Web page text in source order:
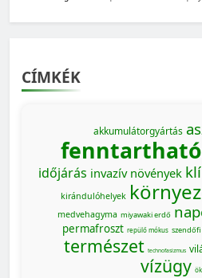
CÍMKÉK
akkumulátorgyártás
időjárás invazív növények
kirándulóhelyek
medvehagyma miyawaki erdő
permafroszt repülő mókus szendőfi
természet technofasizmus
vízügy